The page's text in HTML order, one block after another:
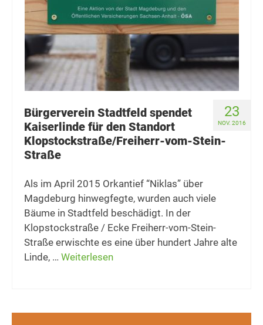
23
NOV. 2016
Bürgerverein Stadtfeld spendet
Kaiserlinde für den Standort
Klopstockstraße/Freiherr-vom-Stein-
Straße
Als im April 2015 Orkantief “Niklas” über
Magdeburg hinwegfegte, wurden auch viele
Bäume in Stadtfeld beschädigt. In der
Klopstockstraße / Ecke Freiherr-vom-Stein-
Straße erwischte es eine über hundert Jahre alte
Linde, … Weiterlesen